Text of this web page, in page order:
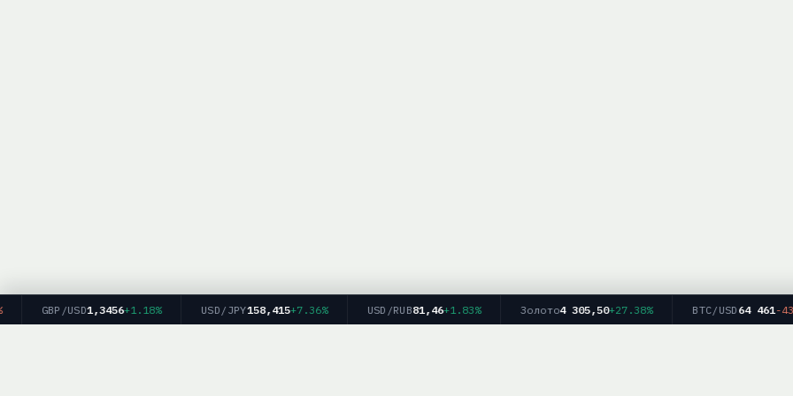
GBP/USD1,3456+1.18% USD/JPY158,415 +7.36% USD/RUB81,46+1.83% Золото4 305,50+27.38% BTC/USD64 461 -